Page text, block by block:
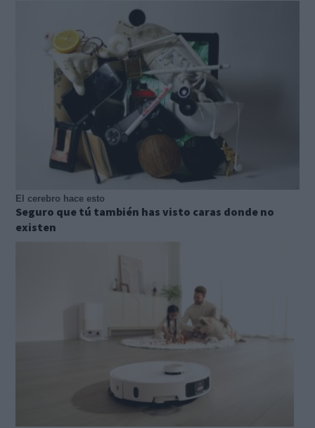
El cerebro hace esto
Seguro que tú también has visto caras donde no
existen